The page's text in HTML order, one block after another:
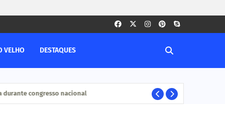
VELHO DESTAQUES
congresso nacional